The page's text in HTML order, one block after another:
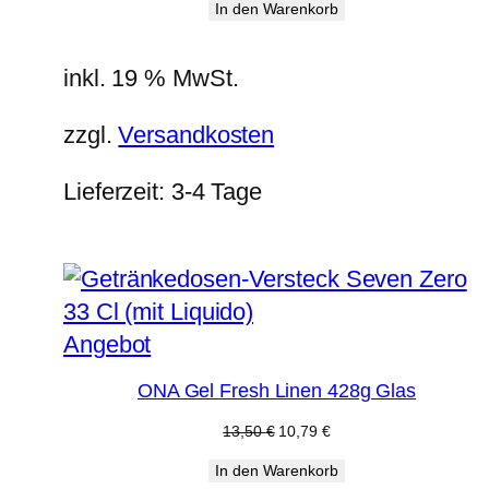
war:
ist:
In den Warenkorb
inkl. 19 % MwSt.
zzgl.Versandkosten
Lieferzeit: 3-4 Tage
AngebotProdukt
Angebot
ONA Gel Fresh Linen 428g Glas
13,50€ Ursprünglicher
war:
10,79 €Aktueller
ist:
In den Warenkorb